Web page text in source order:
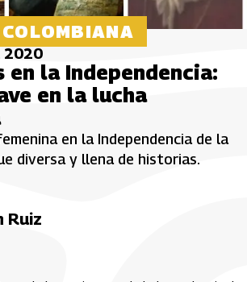
2020
en la Independencia:
en la lucha
en la Independencia de la
diversa y llena de historias.
Ruiz